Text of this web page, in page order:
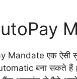
Mandate एक ऐसी
बना सकते